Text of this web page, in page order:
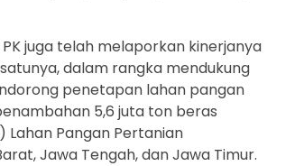
juga telah melaporkan kinerjanya
dalam rangka mendukung
penetapan lahan pangan
5,6 juta ton beras
Pangan Pertanian
Jawa Tengah, dan Jawa Timur.